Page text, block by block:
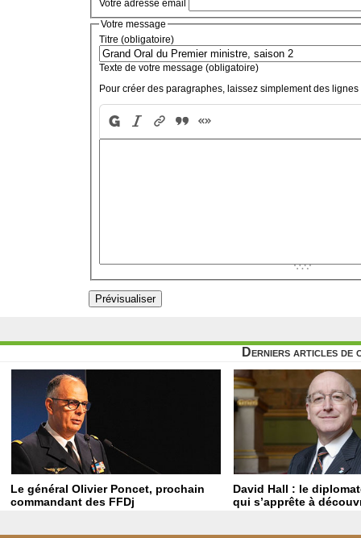
Votre adresse email
Votre message
Titre (obligatoire)
Texte de votre message (obligatoire)
Pour créer des paragraphes, laissez simplement des lignes
Derniers articles de
Le général Olivier Poncet, prochain
commandant des FFDj
David Hall : le
qui s’apprête à